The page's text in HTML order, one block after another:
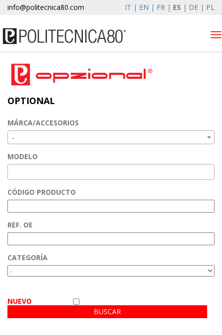
info@politecnica80.com IT | EN | FR | ES | DE | PL
Elewind
Registro de la garantía
contactos
OPTIONAL
MÁRCA/ACCESORIOS
-
MODELO
CÓDIGO PRODUCTO
REF. OE
CATEGORÍA
NUEVO